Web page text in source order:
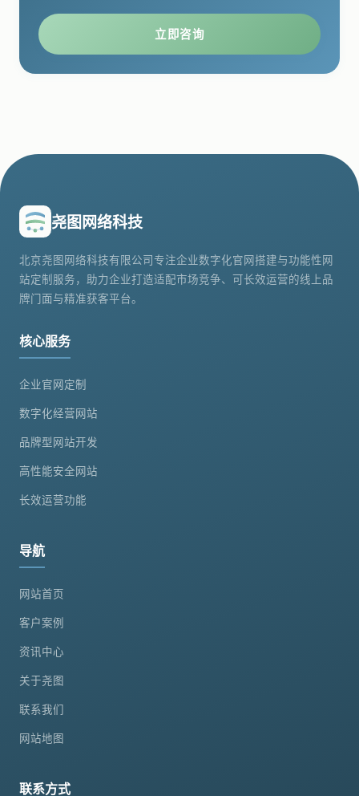
立即咨询
尧图网络科技
北京尧图网络科技有限公司专注企业数字化官网搭建与功能性网
站定制服务，助力企业打造适配市场竞争、可长效运营的线上品
牌门面与精准获客平台。
核心服务
企业官网定制
数字化经营网站
品牌型网站开发
高性能安全网站
长效运营功能
导航
网站首页
客户案例
资讯中心
关于尧图
联系我们
网站地图
联系方式